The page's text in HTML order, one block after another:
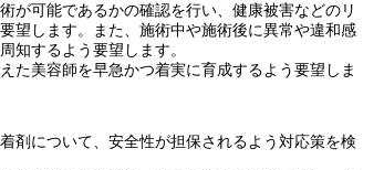
が可能であるかの確認を行い、健康被害などのリ
望します。また、施術中や施術後に異常や違和感
知するよう要望します。
た美容師を早急かつ着実に育成するよう要望しま
剤について、安全性が担保されるよう対応策を検